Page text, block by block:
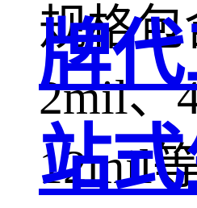
规格包
2mil、
12mil
牌
站